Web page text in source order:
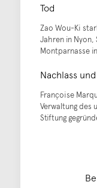
Tod
Zao Wou-Ki
Jahren in
Montparnasse
Nachlass
Françoise
Verwaltung des
Stiftung